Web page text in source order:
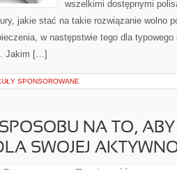
wszelkimi dostępnymi
jakie stać na takie rozwiązanie wolno
w następstwie tego dla
Jakim […]
SPONSOROWANE
NA TO,
SWOJEJ